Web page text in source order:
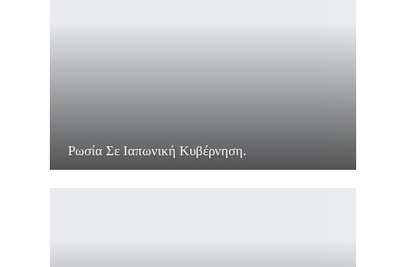
Ρωσία Σε Ιαπωνική Κυβέρνηση.